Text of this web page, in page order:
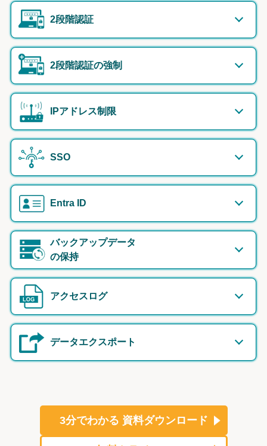
2段階認証
2段階認証の強制
IPアドレス制限
SSO
Entra ID
バックアップデータ
の保持
アクセスログ
データエクスポート
3分でわかる 資料ダウンロード